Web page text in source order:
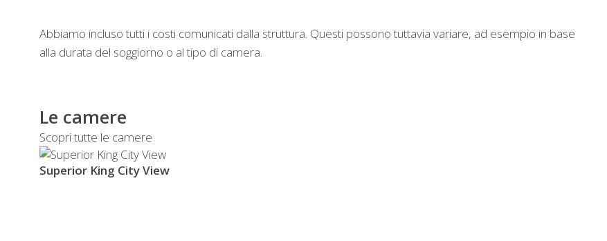
Abbiamo incluso tutti i costi comunicati dalla struttura. Questi possono tuttavia variare, ad esempio in base
alla durata del soggiorno o al tipo di camera.
Le camere
Scopri tutte le camere
Superior King City View